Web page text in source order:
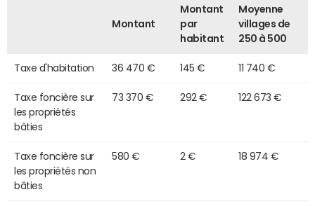
Montant
Montant
par
habitant
Moyenne
villages de
250 à 500
Taxe d'habitation 36 470 € 145 € 11 740 €
Taxe foncière sur
les propriétés
bâties
73 370 € 292 € 122 673 €
Taxe foncière sur
les propriétés non
bâties
580 € 2 € 18 974 €